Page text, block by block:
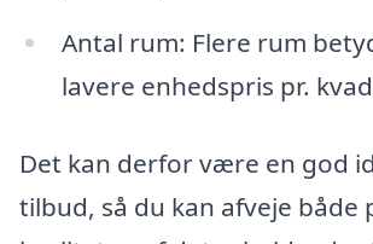
Antal rum: Flere rum
lavere enhedspris pr.
Det kan derfor være en god
tilbud, så du kan afveje både